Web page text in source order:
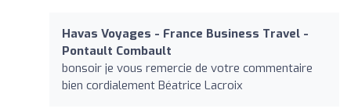
Havas Voyages - France Business Travel -
Pontault Combault
bonsoir je vous remercie de votre commentaire
bien cordialement Béatrice Lacroix